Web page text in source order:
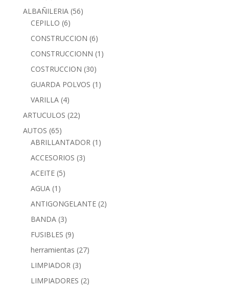
ALBAÑILERIA (56)
CEPILLO (6)
CONSTRUCCION (6)
CONSTRUCCIONN (1)
COSTRUCCION (30)
GUARDA POLVOS (1)
VARILLA (4)
ARTUCULOS (22)
AUTOS (65)
ABRILLANTADOR (1)
ACCESORIOS (3)
ACEITE (5)
AGUA (1)
ANTIGONGELANTE (2)
BANDA (3)
FUSIBLES (9)
herramientas (27)
LIMPIADOR (3)
LIMPIADORES (2)